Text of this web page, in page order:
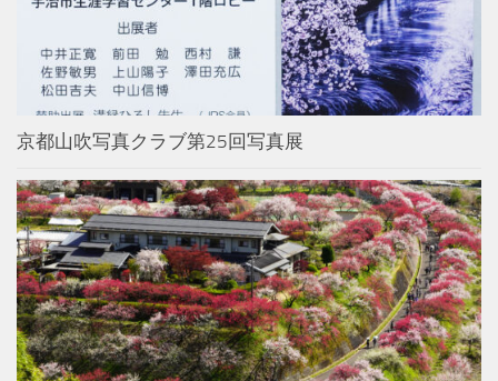
京都山吹写真クラブ第25回写真展